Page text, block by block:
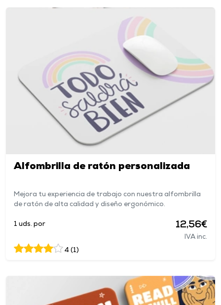
Alfombrilla de ratón personalizada
Mejora tu experiencia de trabajo con nuestra alfombrilla
de ratón de alta calidad y diseño ergonómico.
1 uds. por 12,56€
IVA inc.
4 (1)